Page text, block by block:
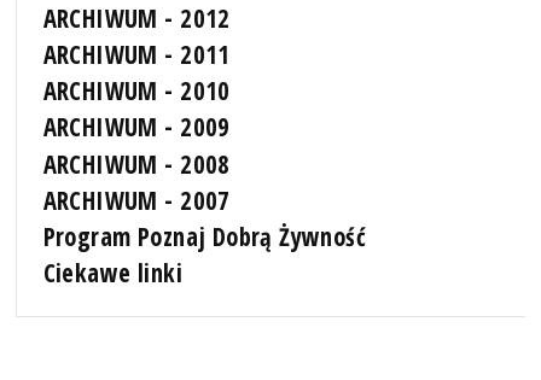
ARCHIWUM - 2012
ARCHIWUM - 2011
ARCHIWUM - 2010
ARCHIWUM - 2009
ARCHIWUM - 2008
ARCHIWUM - 2007
Program Poznaj Dobrą Żywność
Ciekawe linki